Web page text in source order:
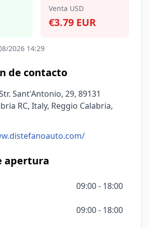
Venta USD
€3.79 EUR
2026 14:29
de contacto
Sant'Antonio, 29, 89131
RC, Italy, Reggio Calabria,
apertura
09:00 - 18:00
09:00 - 18:00